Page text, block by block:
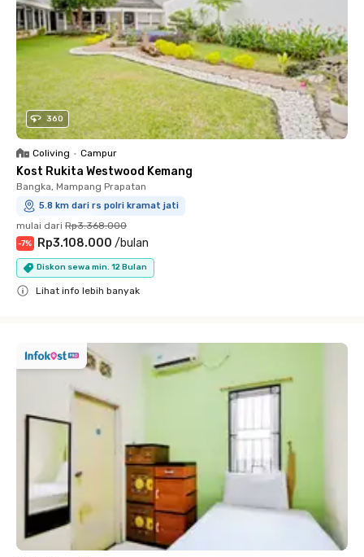
360
Coliving • Campur
Kost Rukita Westwood Kemang
Bangka, Mampang Prapatan
5.8 km dari rs polri kramat jati
mulai dari Rp3.368.000
-7% Rp3.108.000 /bulan
Diskon sewa min. 12 Bulan
Lihat info lebih banyak